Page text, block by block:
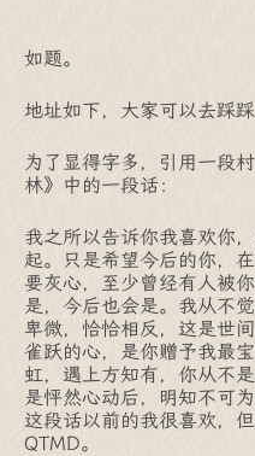
如题。
地址如下，大家可以去踩踩
为了显得字多，引用一段
林》中的一段话：
我之所以告诉你我喜欢你
起。只是希望今后的你，
要灰心，至少曾经有人被
是，今后也会是。我从不
卑微，恰恰相反，这是世
雀跃的心，是你赠予我最
虹，遇上方知有，你从不
是怦然心动后，明知不可
这段话以前的我很喜欢，
QTMD。